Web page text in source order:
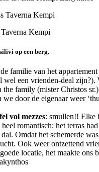
op een berg.
familie van het
wel een vrienden-deal zijn?).
the family (mister Christos
door de eigenaar weer
vol mezzes: smullen!! Elke
romantisch: het terras had
Omdat het schemerde was
Ook weer ontzettend
locatie, het maakte ons